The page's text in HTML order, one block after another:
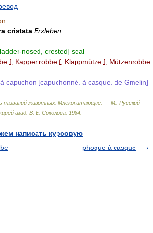
cristata Erxleben
nosed, crested] seal
f , Kappenrobbe f , Klappmütze f , Mützenrobbe
à capuchon [capuchonné, à casque, de Gmelin]
названий животных. Млекопитающие. — М.: Русский
акад. В. Е. Соколова 1984
написать курсовую
phoque à casque